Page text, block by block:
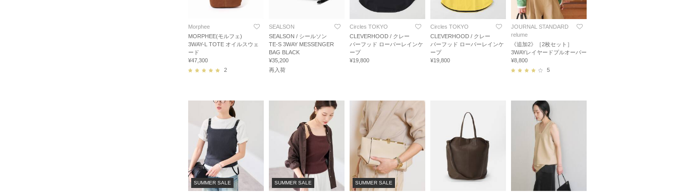
Morphee
MORPHEE(モルフェ)
3WAY-L TOTE オイルスウェ
ード
¥47,300
2
SEALSON
SEALSON / シールソン
TE-S 3WAY MESSENGER
BAG BLACK
¥35,200
再入荷
Circles TOKYO
CLEVERHOOD / クレー
バーフッド ローバーレインケ
ープ
¥19,800
Circles TOKYO
CLEVERHOOD / クレー
バーフッド ローバーレインケ
ープ
¥19,800
JOURNAL STANDARD
relume
《追加2》［2枚セット］
3WAYレイヤードプルオーバー
¥8,800
5
SUMMER SALE SUMMER SALE SUMMER SALE